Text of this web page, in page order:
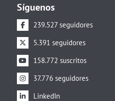
Síguenos
239.527 seguidores
5.391 seguidores
158.772 suscritos
37.776 seguidores
LinkedIn